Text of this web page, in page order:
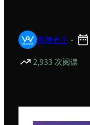
赛博老王 ·
2,933 次阅读